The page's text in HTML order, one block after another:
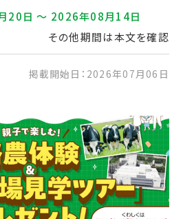
20日 〜 2026年08月14日
その他期間は本文を確認
掲載開始日：2026年07月06日